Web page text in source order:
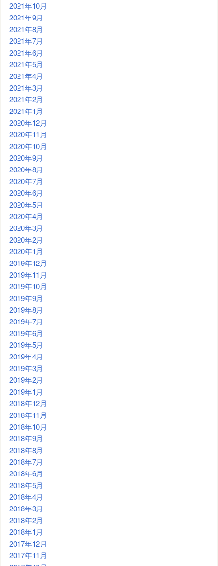
2021年10月
2021年9月
2021年8月
2021年7月
2021年6月
2021年5月
2021年4月
2021年3月
2021年2月
2021年1月
2020年12月
2020年11月
2020年10月
2020年9月
2020年8月
2020年7月
2020年6月
2020年5月
2020年4月
2020年3月
2020年2月
2020年1月
2019年12月
2019年11月
2019年10月
2019年9月
2019年8月
2019年7月
2019年6月
2019年5月
2019年4月
2019年3月
2019年2月
2019年1月
2018年12月
2018年11月
2018年10月
2018年9月
2018年8月
2018年7月
2018年6月
2018年5月
2018年4月
2018年3月
2018年2月
2018年1月
2017年12月
2017年11月